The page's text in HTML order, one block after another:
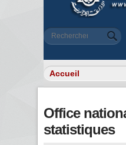
Formulaire
Rechercher
Office
statistiques